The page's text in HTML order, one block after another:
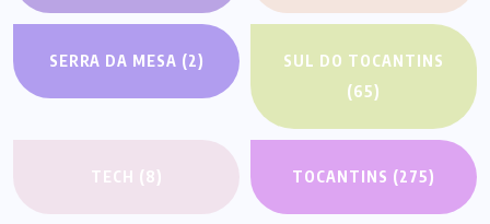
SERRA DA MESA (2)
SUL DO TOCANTINS
(65)
TECH (8) TOCANTINS (275)